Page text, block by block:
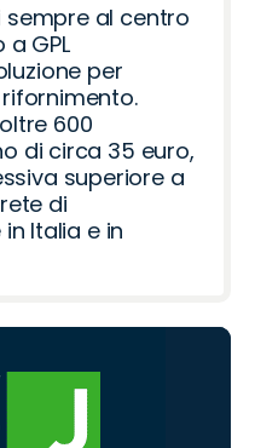
al centro
GPL
per
600
di circa 35 euro,
superiore a
di
Italia e in